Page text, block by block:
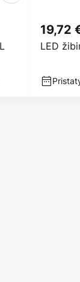
LED
19,72